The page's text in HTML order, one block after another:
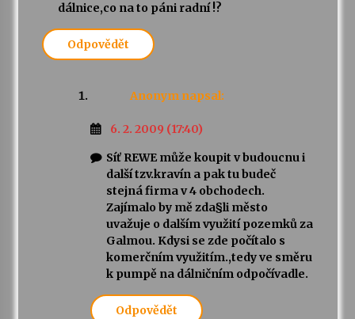
dálnice,co na to páni radní !?
Odpovědět
Anonym napsal:
6. 2. 2009 (17:40)
Síť REWE může koupit v budoucnu i
další tzv.kravín a pak tu budeč
stejná firma v 4 obchodech.
Zajímalo by mě zda§li město
uvažuje o dalším využití pozemků za
Galmou. Kdysi se zde počítalo s
komerčním využitím.,tedy ve směru
k pumpě na dálničním odpočívadle.
Odpovědět